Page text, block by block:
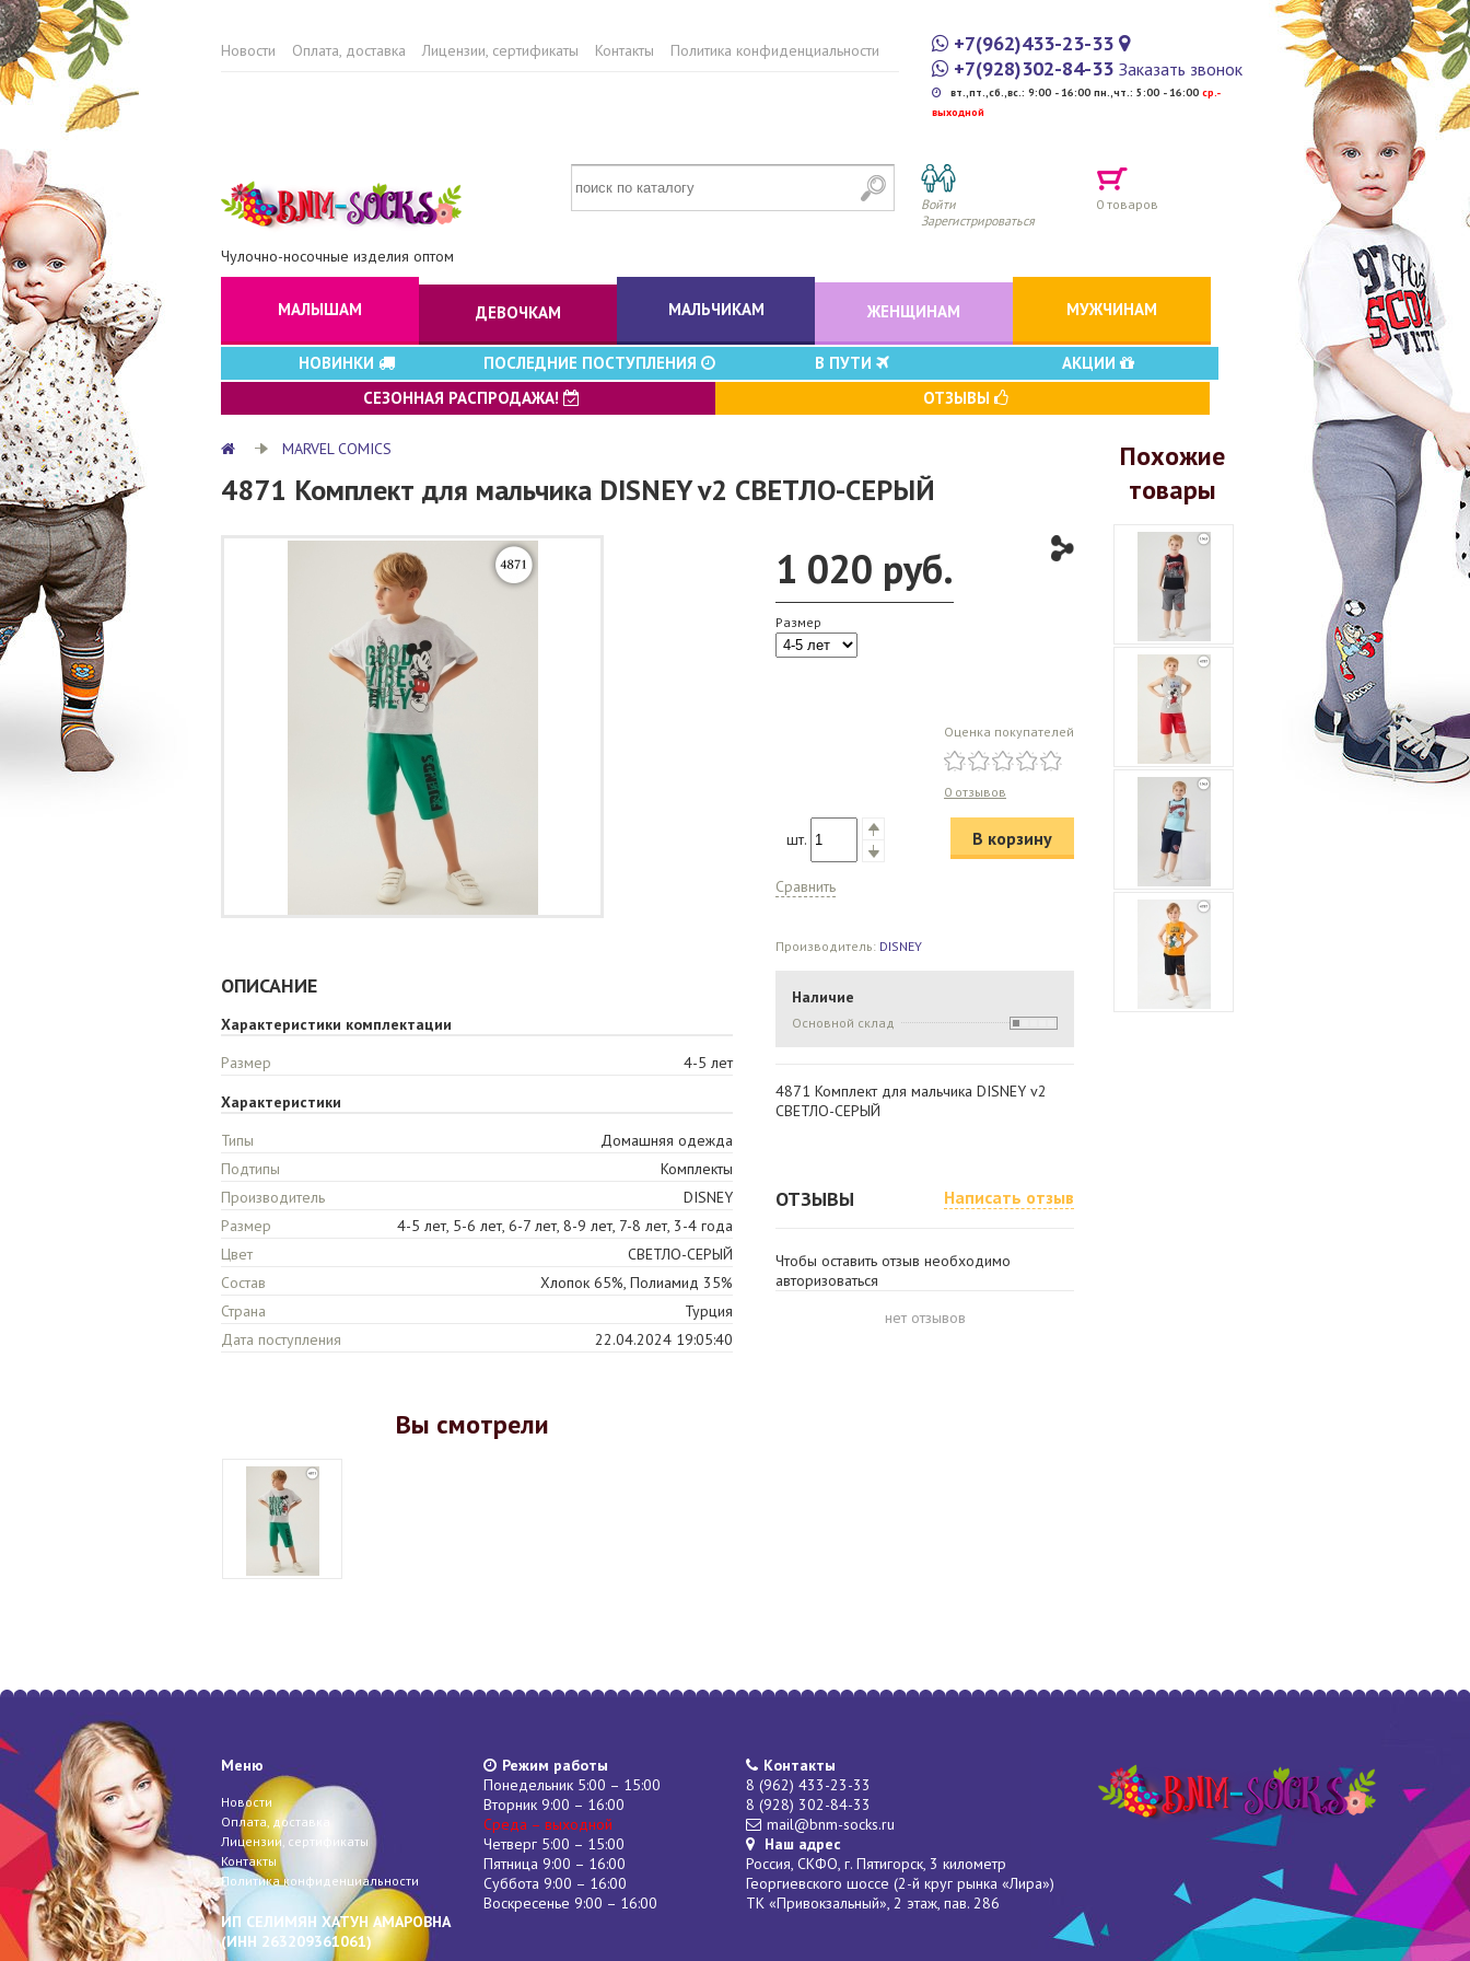
Новости Оплата, доставка Лицензии, сертификаты Контакты Политика конфиденциальности
+7(962)433-23-33
+7(928)302-84-33 Заказать звонок
вт.,пт.,сб.,вс.: 9:00 - 16:00 пн.,чт.: 5:00 - 16:00 cр.-
выходной
Чулочно-носочные изделия оптом
Войти
Зарегистрироваться
0 товаров
МАЛЫШАМ ДЕВОЧКАМ МАЛЬЧИКАМ ЖЕНЩИНАМ МУЖЧИНАМ
НОВИНКИ ПОСЛЕДНИЕ ПОСТУПЛЕНИЯ В ПУТИ
АКЦИИ
СЕЗОННАЯ РАСПРОДАЖА!
ОТЗЫВЫ
MARVEL COMICS
4871 Комплект для мальчика DISNEY v2 СВЕТЛО-СЕРЫЙ
1 020 руб.
Размер
Оценка покупателей
0 отзывов
шт. В корзину
Сравнить
Производитель: DISNEY
Наличие
Основной склад
4871 Комплект для мальчика DISNEY v2
СВЕТЛО-СЕРЫЙ
ОПИСАНИЕ
Характеристики комплектации
Размер
4-5 лет
Характеристики
Типы
Домашняя одежда
Подтипы
Комплекты
Производитель
DISNEY
Размер
4-5 лет, 5-6 лет, 6-7 лет, 8-9 лет, 7-8 лет, 3-4 года
Цвет
СВЕТЛО-СЕРЫЙ
Состав
Хлопок 65%, Полиамид 35%
Страна
Турция
Дата поступления
22.04.2024 19:05:40
ОТЗЫВЫ Написать отзыв
Чтобы оставить отзыв необходимо
авторизоваться
нет отзывов
Похожие
товары
Вы смотрели
Меню
Новости
Оплата, доставка
Лицензии, сертификаты
Контакты
Политика конфиденциальности
ИП СЕЛИМЯН ХАТУН АМАРОВНА
(ИНН 263209361061)
Режим работы
Понедельник 5:00 – 15:00
Вторник 9:00 – 16:00
Среда – выходной
Четверг 5:00 – 15:00
Пятница 9:00 – 16:00
Суббота 9:00 – 16:00
Воскресенье 9:00 – 16:00
Контакты
8 (962) 433-23-33
8 (928) 302-84-33
mail@bnm-socks.ru
Наш адрес
Россия, СКФО, г. Пятигорск, 3 километр
Георгиевского шоссе (2-й круг рынка «Лира»)
ТК «Привокзальный», 2 этаж, пав. 286